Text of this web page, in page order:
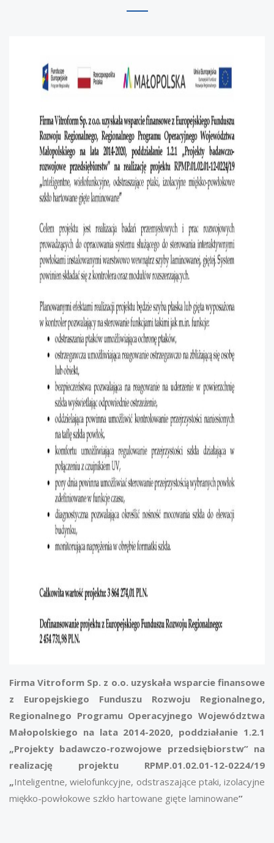
Firma Vitroform Sp. z o.o. uzyskała wsparcie finansowe
z Europejskiego Funduszu Rozwoju Regionalnego,
Regionalnego Programu Operacyjnego Województwa
Małopolskiego na lata 2014-2020, poddziałanie 1.2.1
„Projekty badawczo-rozwojowe przedsiębiorstw” na
realizację projektu RPMP.01.02.01-12-0224/19
„Inteligentne, wielofunkcyjne, odstraszające ptaki, izolacyjne
miękko-powłokowe szkło hartowane gięte laminowane”